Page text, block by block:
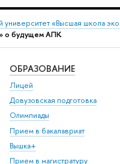
университет «Высшая школа
о будущем АПК
ОБРАЗОВАНИЕ
Лицей
Довузовская подготовка
Олимпиады
Прием в бакалавриат
Вышка+
Прием в магистратуру